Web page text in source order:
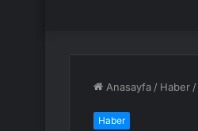
Anasayfa / Haber /
Haber